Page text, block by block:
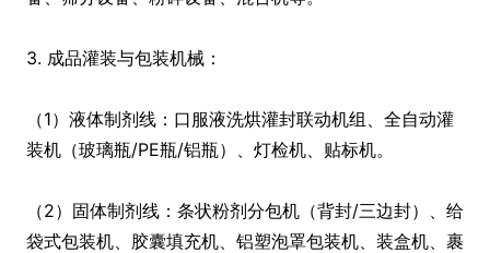
3. 成品灌装与包装机械：
（1）液体制剂线：口服液洗烘灌封联动机组、全自动灌
装机（玻璃瓶/PE瓶/铝瓶）、灯检机、贴标机。
（2）固体制剂线：条状粉剂分包机（背封/三边封）、给
袋式包装机、胶囊填充机、铝塑泡罩包装机、装盒机、裹